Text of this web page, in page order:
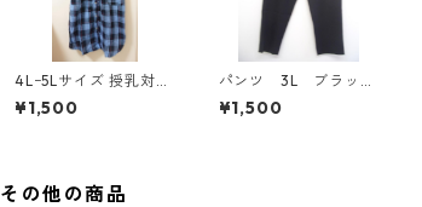
4Lｰ5Lサイズ 授乳対応
チェック柄 半袖ルーム
ウェア マタニティ ブ
¥1,500
パンツ 3L ブラッ
ク IY-4525
¥1,500
その他の商品